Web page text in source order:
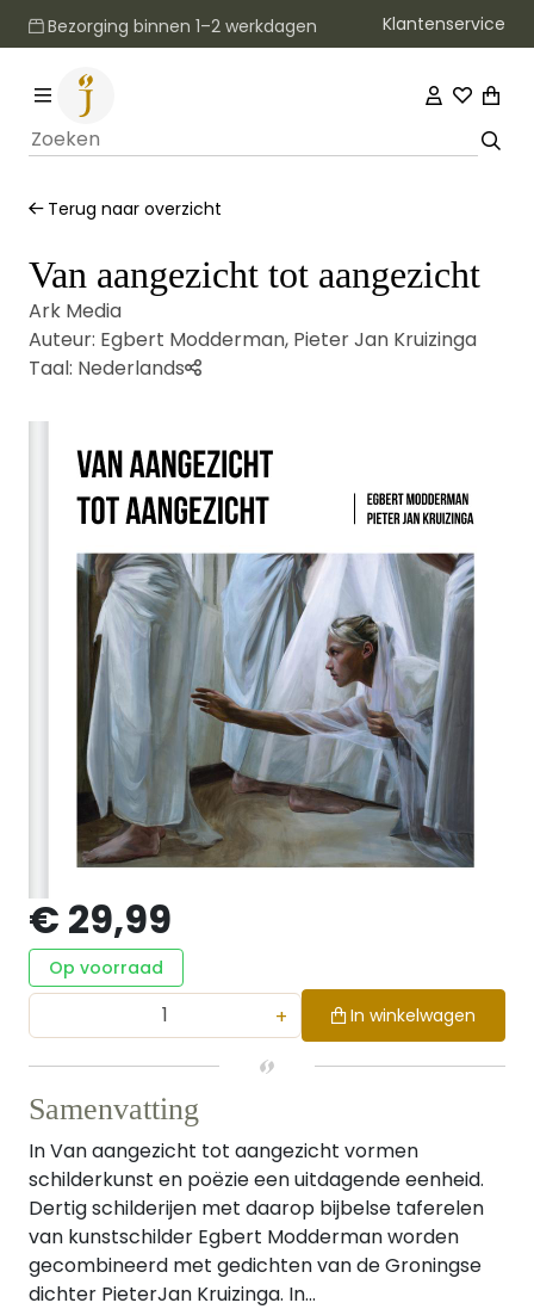
Bezorging binnen 1–2 werkdagen Klantenservice
Terug naar overzicht
Van aangezicht tot aangezicht
Ark Media
Auteur: Egbert Modderman, Pieter Jan Kruizinga
Taal: Nederlands
€ 29,99
Op voorraad
+ In winkelwagen
Samenvatting
In Van aangezicht tot aangezicht vormen
schilderkunst en poëzie een uitdagende eenheid.
Dertig schilderijen met daarop bijbelse taferelen
van kunstschilder Egbert Modderman worden
gecombineerd met gedichten van de Groningse
dichter PieterJan Kruizinga. In...